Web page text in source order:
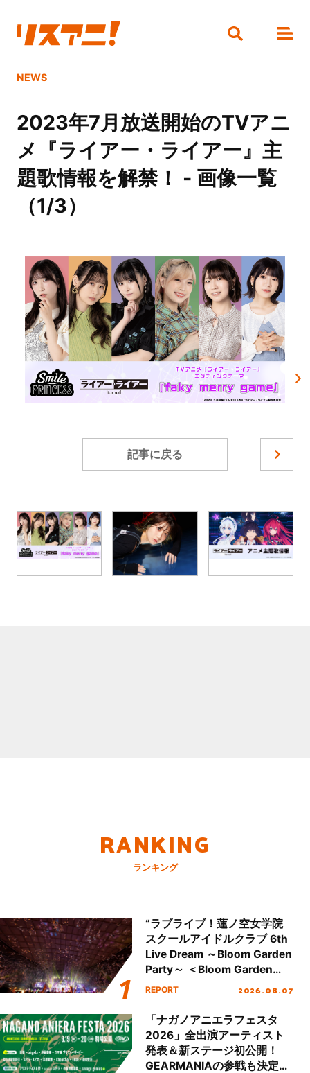
NEWS
2023年7月放送開始のTVアニ
メ『ライアー・ライアー』主
題歌情報を解禁！ - 画像一覧
（1/3）
記事に戻る
RANKING
ランキング
“ラブライブ！蓮ノ空女学院
スクールアイドルクラブ 6th
Live Dream ～Bloom Garden
Party～ ＜Bloom Garden
Party Stage／埼玉公演＞”
REPORT 2026.08.07
「ナガノアニエラフェスタ
2026」全出演アーティスト
発表＆新ステージ初公開！
GEARMANIAの参戦も決定